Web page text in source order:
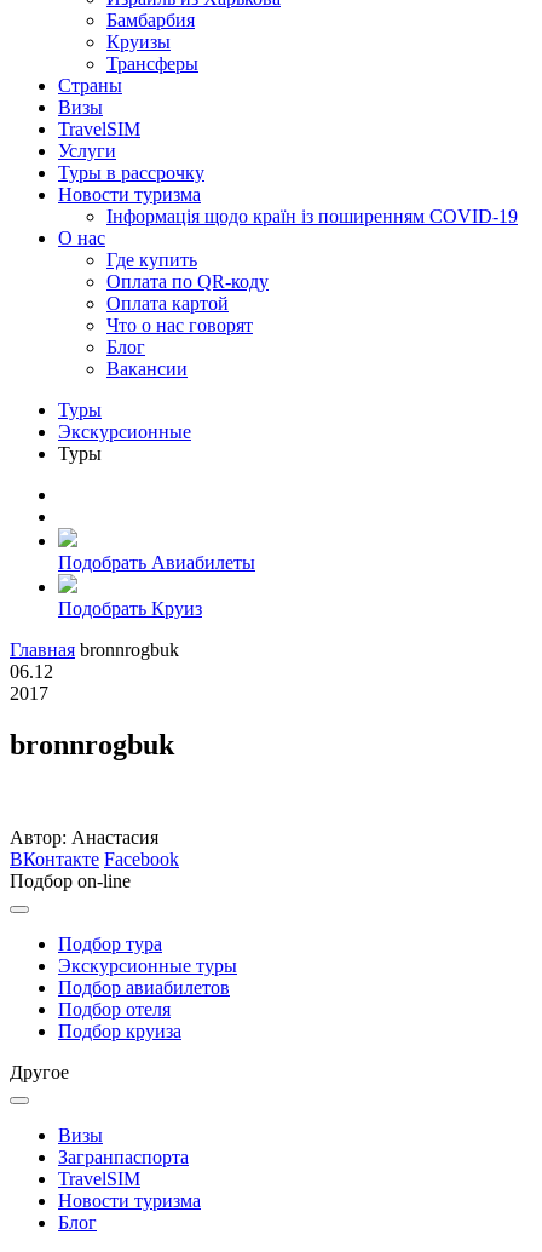
Бамбарбия
Круизы
Трансферы
Страны
Визы
TravelSIM
Услуги
Туры в рассрочку
Новости туризма
Інформація щодо країн із поширенням COVID-19
О нас
Где купить
Оплата по QR-коду
Оплата картой
Что о нас говорят
Блог
Вакансии
Туры
Экскурсионные
Туры
Подобрать Авиабилеты
Подобрать Круиз
Главная bronnrogbuk
06.12
2017
bronnrogbuk
Автор: Анастасия
ВКонтакте Facebook
Подбор on-line
Подбор тура
Экскурсионные туры
Подбор авиабилетов
Подбор отеля
Подбор круиза
Другое
Визы
Загранпаспорта
TravelSIM
Новости туризма
Блог